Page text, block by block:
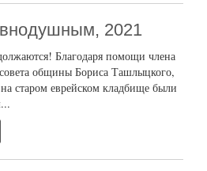
2021
Благодаря помощи члена
общины Бориса Ташлыцкого,
старом еврейском кладбище были